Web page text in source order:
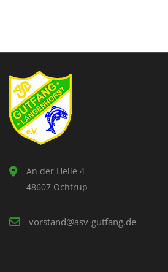
An der Helle 4
48607 Ochtrup
vorstand@asv-gutfang.de